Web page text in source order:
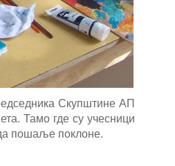
Скупштине АП
Тамо где су учесници
пошаље поклоне.